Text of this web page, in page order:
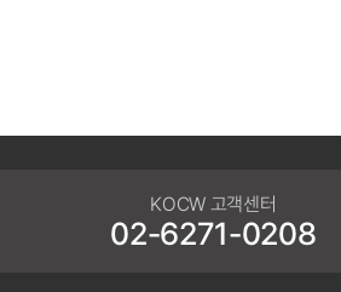
KOCW 고객센터
02-6271-0208